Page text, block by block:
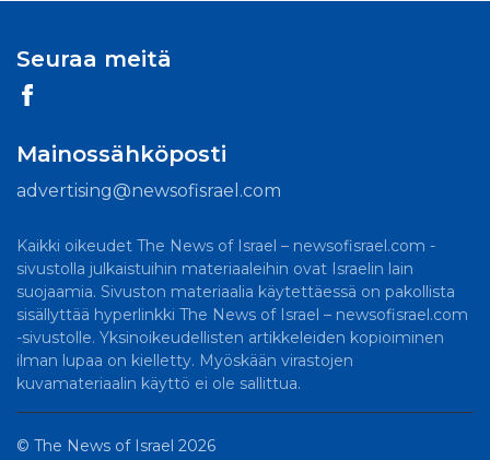
Seuraa meitä
Mainossähköposti
advertising@newsofisrael.com
Kaikki oikeudet The News of Israel – newsofisrael.com -
sivustolla julkaistuihin materiaaleihin ovat Israelin lain
suojaamia. Sivuston materiaalia käytettäessä on pakollista
sisällyttää hyperlinkki The News of Israel – newsofisrael.com
-sivustolle. Yksinoikeudellisten artikkeleiden kopioiminen
ilman lupaa on kielletty. Myöskään virastojen
kuvamateriaalin käyttö ei ole sallittua.
© The News of Israel 2026